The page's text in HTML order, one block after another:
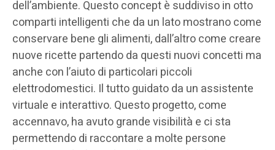
dell’ambiente. Questo concept è suddiviso in otto
comparti intelligenti che da un lato mostrano come
conservare bene gli alimenti, dall’altro come creare
nuove ricette partendo da questi nuovi concetti ma
anche con l’aiuto di particolari piccoli
elettrodomestici. Il tutto guidato da un assistente
virtuale e interattivo. Questo progetto, come
accennavo, ha avuto grande visibilità e ci sta
permettendo di raccontare a molte persone